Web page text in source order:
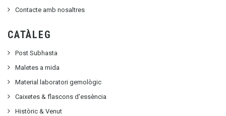
Contacte amb nosaltres
CATÀLEG
Post Subhasta
Maletes a mida
Material laboratori gemològic
Caixetes & flascons d'essència
Històric & Venut